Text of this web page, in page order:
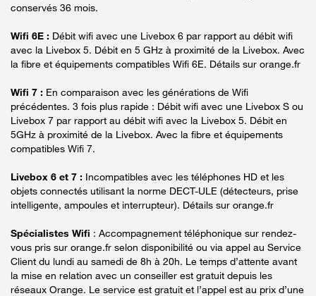
conservés 36 mois.
Wifi 6E : Débit wifi avec une Livebox 6 par rapport au débit wifi
avec la Livebox 5. Débit en 5 GHz à proximité de la Livebox. Avec
la fibre et équipements compatibles Wifi 6E. Détails sur orange.fr
Wifi 7 : En comparaison avec les générations de Wifi
précédentes. 3 fois plus rapide : Débit wifi avec une Livebox S ou
Livebox 7 par rapport au débit wifi avec la Livebox 5. Débit en
5GHz à proximité de la Livebox. Avec la fibre et équipements
compatibles Wifi 7.
Livebox 6 et 7 : Incompatibles avec les téléphones HD et les
objets connectés utilisant la norme DECT-ULE (détecteurs, prise
intelligente, ampoules et interrupteur). Détails sur orange.fr
Spécialistes Wifi : Accompagnement téléphonique sur rendez-
vous pris sur orange.fr selon disponibilité ou via appel au Service
Client du lundi au samedi de 8h à 20h. Le temps d’attente avant
la mise en relation avec un conseiller est gratuit depuis les
réseaux Orange. Le service est gratuit et l’appel est au prix d’une